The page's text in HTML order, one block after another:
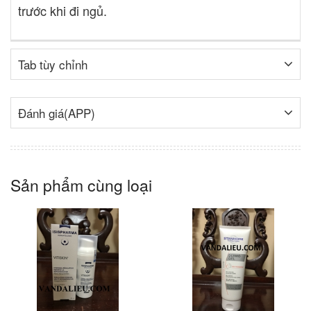
trước khi đi ngủ.
Tab tùy chỉnh
Đánh giá(APP)
Sản phẩm cùng loại